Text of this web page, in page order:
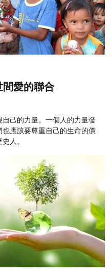
愛的聯合
己的力量。一個人的力量發
應該要尊重自己的生命的價
人。